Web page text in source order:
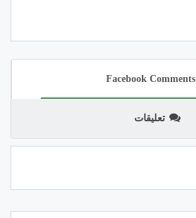
Facebook Comments
تعليقات